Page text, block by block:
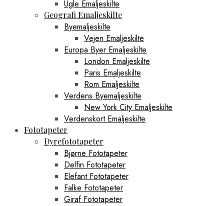
Ugle Emaljeskilte
Geografi Emaljeskilte
Byemaljeskilte
Vejen Emaljeskilte
Europa Byer Emaljeskilte
London Emaljeskilte
Paris Emaljeskilte
Rom Emaljeskilte
Verdens Byemaljeskilte
New York City Emaljeskilte
Verdenskort Emaljeskilte
Fototapeter
Dyrefototapeter
Bjørne Fototapeter
Delfin Fototapeter
Elefant Fototapeter
Falke Fototapeter
Giraf Fototapeter